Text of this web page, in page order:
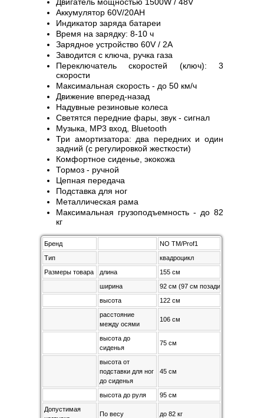
Аккумулятор 60V/20AH
Индикатор заряда батареи
Время на зарядку: 8-10 ч
Зарядное устройство 60V / 2A
Заводится с ключа, ручка газа
Переключатель скоростей (ключ): 3
скорости
Максимальная скорость - до 50 км/ч
Движение вперед-назад
Надувные резиновые колеса
Светятся передние фары, звук - сигнал
Музыка, MP3 вход, Bluetooth
Три амортизатора: два передних и один
задний (с регулировкой жесткости)
Комфортное сиденье, экокожа
Тормоз - ручной
Цепная передача
Подставка для ног
Металлическая рама
Максимальная грузоподъемность - до 82
кг
Бренд
NO TM/Prof1
Тип
квадроцикл
Размеры товара
длина
155 см
ширина
92 см (97 см позади)
высота
122 см
расстояние
между осями
106 см
высота до
сиденья
75 см
высота от
подставки для ног
до сиденья
45 см
высота до руля
95 см
Допустимая
По весу до 82 кг